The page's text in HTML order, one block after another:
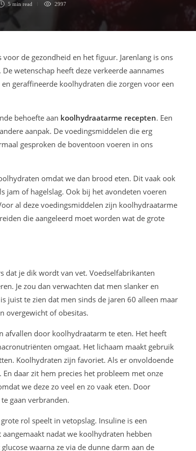
5 minread 2997
de gezondheid en het figuur. Jarenlang is ons
wetenschap heeft deze verkeerde aannames
geraffineerde koolhydraten die zorgen voor een
behoefte aan koolhydraatarme recepten. Een
aanpak. De voedingsmiddelen die erg
gesproken de boventoon voeren in ons
omdat we dan brood eten. Dit vaak ook
jam of hagelslag. Ook bij het avondeten voeren
al deze voedingsmiddelen zijn koolhydraatarme
die aangeleerd moet worden wat de grote
dat je dik wordt van vet. Voedselfabrikanten
Je zou dan verwachten dat men slanker en
juist te zien dat men sinds de jaren 60 alleen maar
overgewicht of obesitas.
afvallen door koolhydraatarm te eten. Het heeft
omgaat. Het lichaam maakt gebruik
Koolhydraten zijn favoriet. Als er onvoldoende
daar zit hem precies het probleem met onze
we deze zo veel en zo vaak eten. Door
gaan verbranden.
rol speelt in vetopslag. Insuline is een
nadat we koolhydraten hebben
waarna ze via de dunne darm aan de